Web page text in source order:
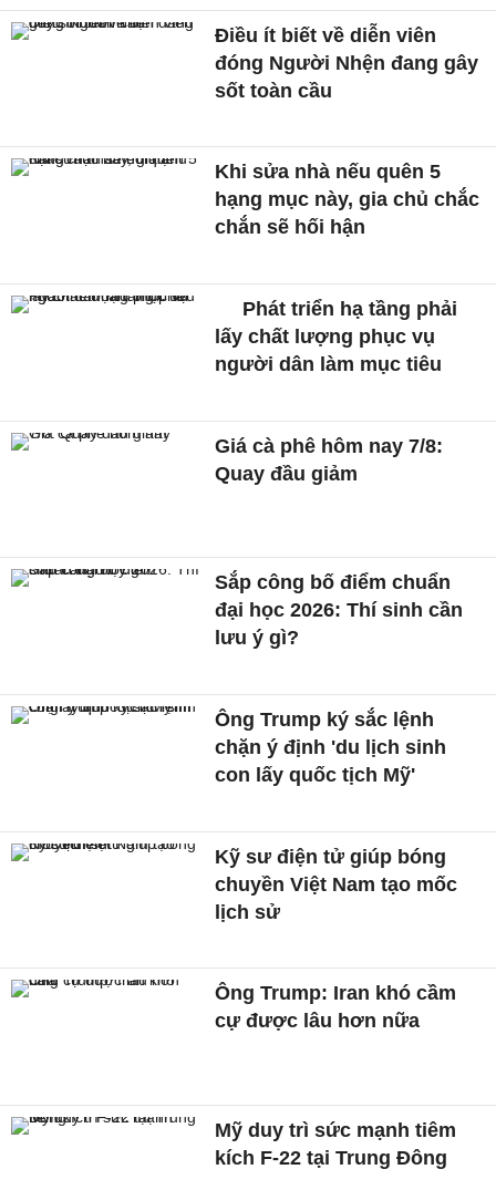
Điều ít biết về diễn viên
đóng Người Nhện đang gây
sốt toàn cầu
Khi sửa nhà nếu quên 5
hạng mục này, gia chủ chắc
chắn sẽ hối hận
Phát triển hạ tầng phải
lấy chất lượng phục vụ
người dân làm mục tiêu
Giá cà phê hôm nay 7/8:
Quay đầu giảm
Sắp công bố điểm chuẩn
đại học 2026: Thí sinh cần
lưu ý gì?
Ông Trump ký sắc lệnh
chặn ý định 'du lịch sinh
con lấy quốc tịch Mỹ'
Kỹ sư điện tử giúp bóng
chuyền Việt Nam tạo mốc
lịch sử
Ông Trump: Iran khó cầm
cự được lâu hơn nữa
Mỹ duy trì sức mạnh tiêm
kích F-22 tại Trung Đông